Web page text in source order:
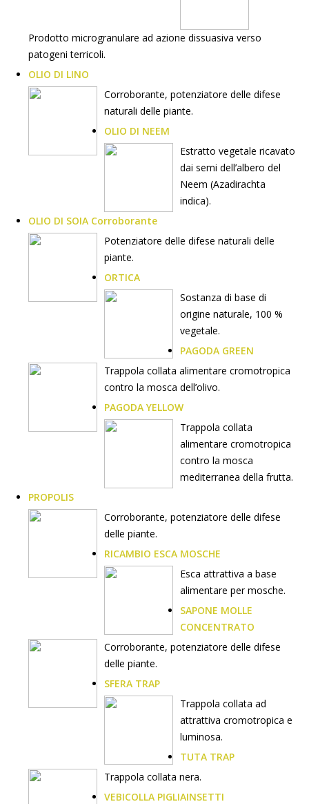
Prodotto microgranulare ad azione dissuasiva verso
patogeni terricoli.
OLIO DI LINO
Corroborante, potenziatore delle difese
naturali delle piante.
OLIO DI NEEM
Estratto vegetale ricavato
dai semi dell’albero del
Neem (Azadirachta
indica).
OLIO DI SOIA Corroborante
Potenziatore delle difese naturali delle
piante.
ORTICA
Sostanza di base di
origine naturale, 100 %
vegetale.
PAGODA GREEN
Trappola collata alimentare cromotropica
contro la mosca dell’olivo.
PAGODA YELLOW
Trappola collata
alimentare cromotropica
contro la mosca
mediterranea della frutta.
PROPOLIS
Corroborante, potenziatore delle difese
delle piante.
RICAMBIO ESCA MOSCHE
Esca attrattiva a base
alimentare per mosche.
SAPONE MOLLE
CONCENTRATO
Corroborante, potenziatore delle difese
delle piante.
SFERA TRAP
Trappola collata ad
attrattiva cromotropica e
luminosa.
TUTA TRAP
Trappola collata nera.
VEBICOLLA PIGLIAINSETTI